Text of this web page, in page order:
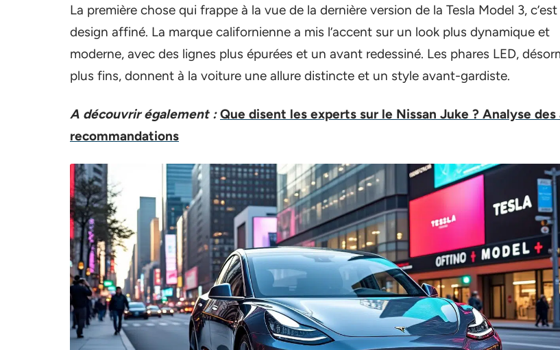
La première chose qui frappe à la vue de la dernière version de la Tesla Model 3,
design affiné. La marque californienne a mis l’accent sur un look plus dynamique et
moderne, avec des lignes plus épurées et un avant redessiné. Les phares LED,
plus fins, donnent à la voiture une allure distincte et un style avant-gardiste.
A découvrir également : Que disent les experts sur le Nissan Juke ? Analyse des
recommandations